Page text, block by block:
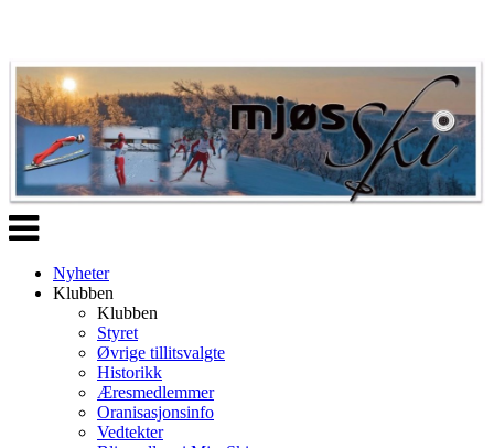
Veksle
navigasjon
Nyheter
Klubben
Klubben
Styret
Øvrige tillitsvalgte
Historikk
Æresmedlemmer
Oranisasjonsinfo
Vedtekter